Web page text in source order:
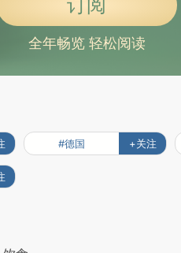
订阅
全年畅览 轻松阅读
#德国 +关注